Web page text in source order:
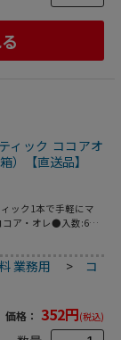
ィック ココアオ
）【直送品】
ック1本で手軽にマ
ア・オレ●入数:6本
プ:スティックタイ
:対象●製造国:日本●
などが変更になる場
ください｡
業務用 > コ
価格： 352円(税込)